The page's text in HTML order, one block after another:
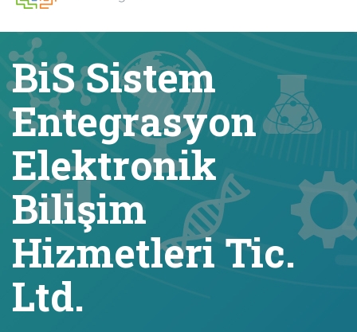
BiS Sistem
Entegrasyon
Elektronik
Bilişim
Hizmetleri Tic.
Ltd.